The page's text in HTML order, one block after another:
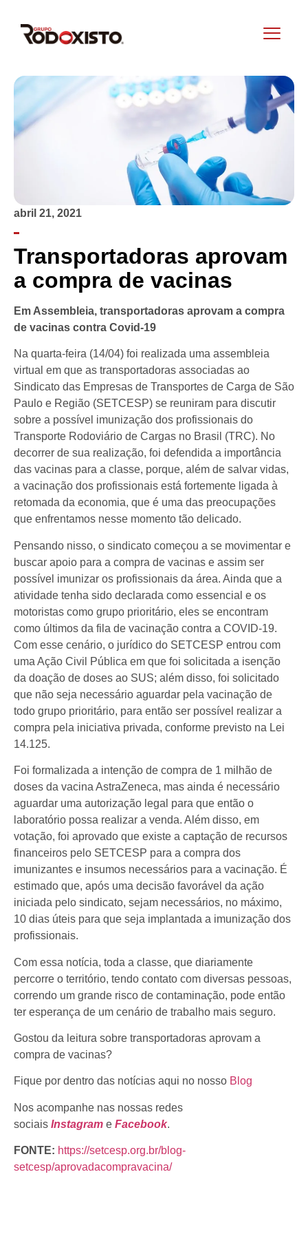
abril 21, 2021
Transportadoras aprovam
a compra de vacinas
Em Assembleia, transportadoras aprovam a compra
de vacinas contra Covid-19
Na quarta-feira (14/04) foi realizada uma assembleia
virtual em que as transportadoras associadas ao
Sindicato das Empresas de Transportes de Carga de São
Paulo e Região (SETCESP) se reuniram para discutir
sobre a possível imunização dos profissionais do
Transporte Rodoviário de Cargas no Brasil (TRC). No
decorrer de sua realização, foi defendida a importância
das vacinas para a classe, porque, além de salvar vidas,
a vacinação dos profissionais está fortemente ligada à
retomada da economia, que é uma das preocupações
que enfrentamos nesse momento tão delicado.
Pensando nisso, o sindicato começou a se movimentar e
buscar apoio para a compra de vacinas e assim ser
possível imunizar os profissionais da área. Ainda que a
atividade tenha sido declarada como essencial e os
motoristas como grupo prioritário, eles se encontram
como últimos da fila de vacinação contra a COVID-19.
Com esse cenário, o jurídico do SETCESP entrou com
uma Ação Civil Pública em que foi solicitada a isenção
da doação de doses ao SUS; além disso, foi solicitado
que não seja necessário aguardar pela vacinação de
todo grupo prioritário, para então ser possível realizar a
compra pela iniciativa privada, conforme previsto na Lei
14.125.
Foi formalizada a intenção de compra de 1 milhão de
doses da vacina AstraZeneca, mas ainda é necessário
aguardar uma autorização legal para que então o
laboratório possa realizar a venda. Além disso, em
votação, foi aprovado que existe a captação de recursos
financeiros pelo SETCESP para a compra dos
imunizantes e insumos necessários para a vacinação. É
estimado que, após uma decisão favorável da ação
iniciada pelo sindicato, sejam necessários, no máximo,
10 dias úteis para que seja implantada a imunização dos
profissionais.
Com essa notícia, toda a classe, que diariamente
percorre o território, tendo contato com diversas pessoas,
correndo um grande risco de contaminação, pode então
ter esperança de um cenário de trabalho mais seguro.
Gostou da leitura sobre transportadoras aprovam a
compra de vacinas?
Fique por dentro das notícias aqui no nosso Blog
Nos acompanhe nas nossas redes
sociais Instagram e Facebook.
FONTE: https://setcesp.org.br/blog-
setcesp/aprovadacompravacina/